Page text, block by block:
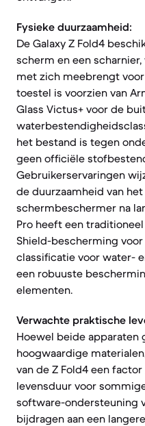
Fysieke duurzaamheid:
De Galaxy Z Fold4
scherm en een
met zich meebrengt
toestel is voorzien van
Glass Victus+ voor de
het bestand is tegen
geen officiële
Gebruikerservaringen
de duurzaamheid van
schermbeschermer na
Pro heeft een
Shield-bescherming
classificatie voor water-
een robuuste
elementen.
Verwachte praktische
Hoewel beide
hoogwaardige
van de Z Fold4 een
levensduur voor
software-ondersteuning
bijdragen aan een